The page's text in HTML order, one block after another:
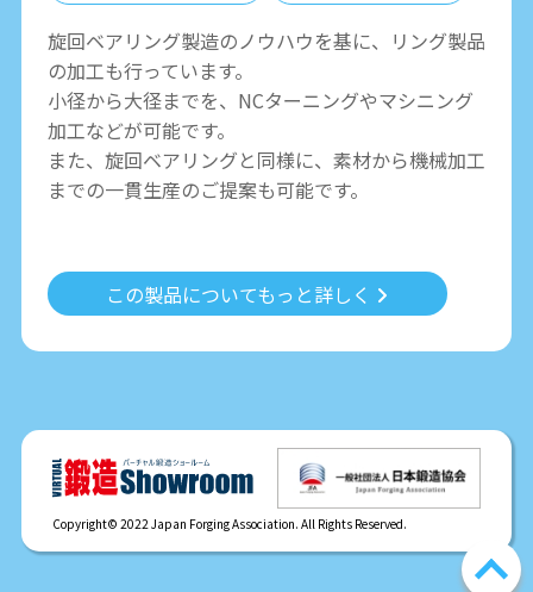
旋回ベアリング製造のノウハウを基に、リング製品
の加工も行っています。
小径から大径までを、NCターニングやマシニング
加工などが可能です。
また、旋回ベアリングと同様に、素材から機械加工
までの一貫生産のご提案も可能です。
この製品についてもっと詳しく
Copyright© 2022 Japan Forging Association. All Rights Reserved.